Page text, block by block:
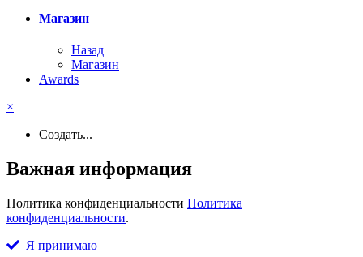
Магазин
Назад
Магазин
Awards
×
Создать...
Важная информация
Политика конфиденциальности Политика
конфиденциальности.
Я принимаю